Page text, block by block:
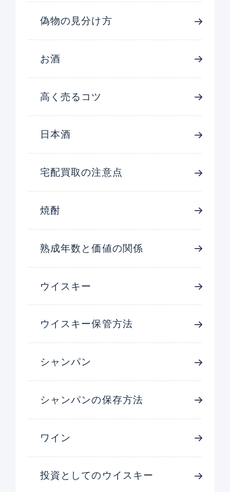
偽物の見分け方
お酒
高く売るコツ
日本酒
宅配買取の注意点
焼酎
熟成年数と価値の関係
ウイスキー
ウイスキー保管方法
シャンパン
シャンパンの保存方法
ワイン
投資としてのウイスキー